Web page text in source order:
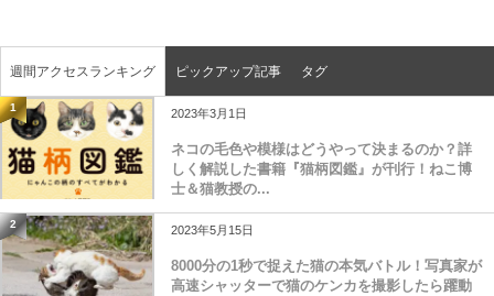
週間アクセスランキング ピックアップ記事 タグ
1 2023年3月1日
ネコの毛色や模様はどうやって決まるのか？詳
しく解説した書籍『猫柄図鑑』が刊行！ねこ博
士＆猫教授の...
2 2023年5月15日
8000分の1秒で捉えた猫の本気バトル！写真家が
高速シャッターで猫のケンカを撮影したら躍動